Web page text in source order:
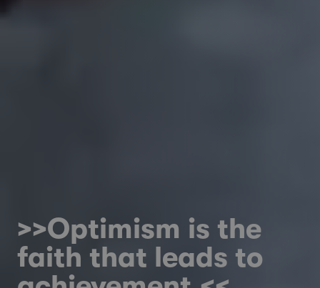
>>Optimism is the
faith that leads to